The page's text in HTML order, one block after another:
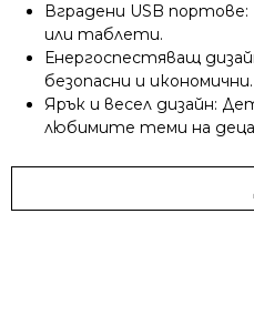
Вградени USB
или таблети.
Енергоспестяващ
безопасни и икономични.
Ярък и весел дизайн:
любимите теми на